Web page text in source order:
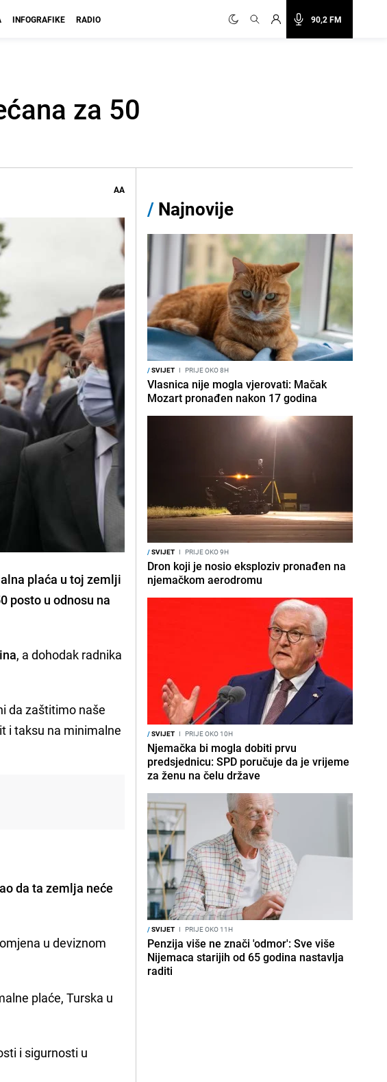
90,2 FM
INFOGRAFIKE RADIO
za 50
AA
plaća u toj zemlji
posto u odnosu na
, a dohodak radnika
da zaštitimo naše
i taksu na minimalne
da ta zemlja neće
u deviznom
plaće, Turska u
i sigurnosti u
/ Najnovije
/SVIJET I PRIJE OKO 8H
Vlasnica nije mogla vjerovati: Mačak
Mozart pronađen nakon 17 godina
/SVIJET I PRIJE OKO 9H
Dron koji je nosio eksploziv pronađen na
njemačkom aerodromu
/SVIJET I PRIJE OKO 10H
Njemačka bi mogla dobiti prvu
predsjednicu: SPD poručuje da je vrijeme
za ženu na čelu države
/SVIJET I PRIJE OKO 11H
Penzija više ne znači 'odmor': Sve više
Nijemaca starijih od 65 godina nastavlja
raditi